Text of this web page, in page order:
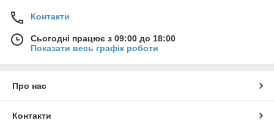
Контакти
Сьогодні працює з 09:00 до 18:00
Показати весь графік роботи
Про нас
Контакти